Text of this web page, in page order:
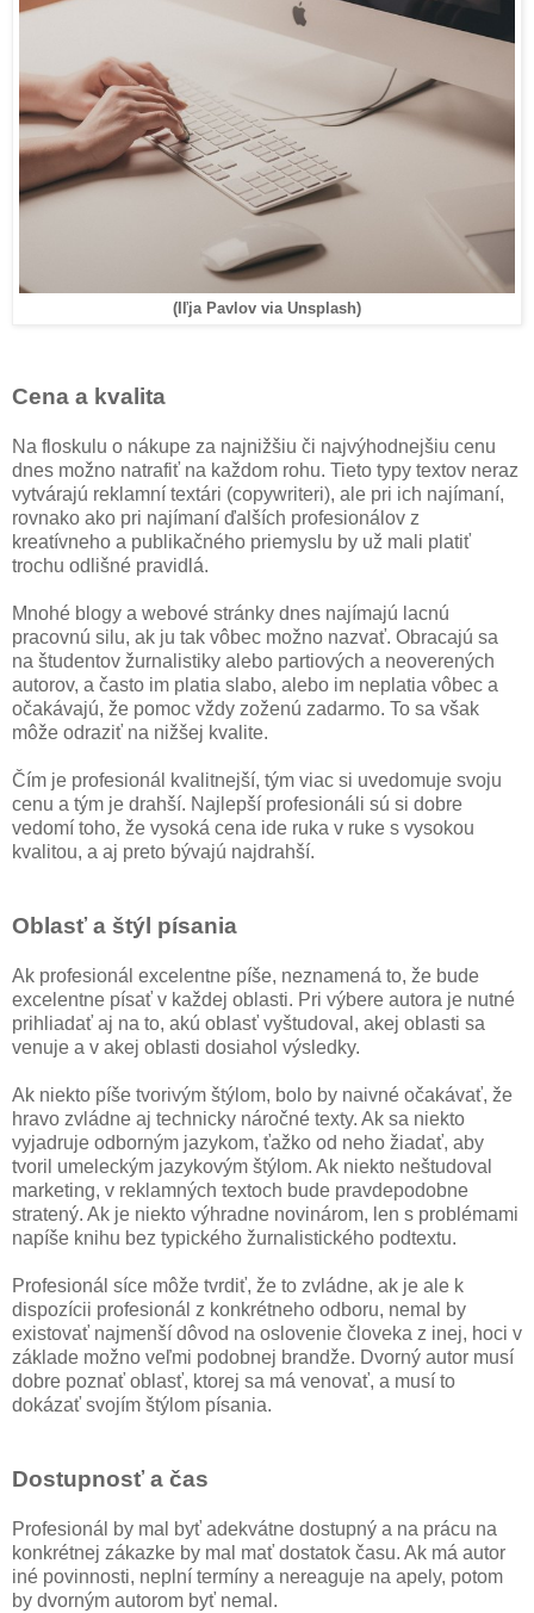
(Iľja Pavlov via Unsplash)
Cena a kvalita
Na floskulu o nákupe za najnižšiu či najvýhodnejšiu cenu
dnes možno natrafiť na každom rohu. Tieto typy textov neraz
vytvárajú reklamní textári (copywriteri), ale pri ich najímaní,
rovnako ako pri najímaní ďalších profesionálov z
kreatívneho a publikačného priemyslu by už mali platiť
trochu odlišné pravidlá.
Mnohé blogy a webové stránky dnes najímajú lacnú
pracovnú silu, ak ju tak vôbec možno nazvať. Obracajú sa
na študentov žurnalistiky alebo partiových a neoverených
autorov, a často im platia slabo, alebo im neplatia vôbec a
očakávajú, že pomoc vždy zoženú zadarmo. To sa však
môže odraziť na nižšej kvalite.
Čím je profesionál kvalitnejší, tým viac si uvedomuje svoju
cenu a tým je drahší. Najlepší profesionáli sú si dobre
vedomí toho, že vysoká cena ide ruka v ruke s vysokou
kvalitou, a aj preto bývajú najdrahší.
Oblasť a štýl písania
Ak profesionál excelentne píše, neznamená to, že bude
excelentne písať v každej oblasti. Pri výbere autora je nutné
prihliadať aj na to, akú oblasť vyštudoval, akej oblasti sa
venuje a v akej oblasti dosiahol výsledky.
Ak niekto píše tvorivým štýlom, bolo by naivné očakávať, že
hravo zvládne aj technicky náročné texty. Ak sa niekto
vyjadruje odborným jazykom, ťažko od neho žiadať, aby
tvoril umeleckým jazykovým štýlom. Ak niekto neštudoval
marketing, v reklamných textoch bude pravdepodobne
stratený. Ak je niekto výhradne novinárom, len s problémami
napíše knihu bez typického žurnalistického podtextu.
Profesionál síce môže tvrdiť, že to zvládne, ak je ale k
dispozícii profesionál z konkrétneho odboru, nemal by
existovať najmenší dôvod na oslovenie človeka z inej, hoci v
základe možno veľmi podobnej brandže. Dvorný autor musí
dobre poznať oblasť, ktorej sa má venovať, a musí to
dokázať svojím štýlom písania.
Dostupnosť a čas
Profesionál by mal byť adekvátne dostupný a na prácu na
konkrétnej zákazke by mal mať dostatok času. Ak má autor
iné povinnosti, neplní termíny a nereaguje na apely, potom
by dvorným autorom byť nemal.